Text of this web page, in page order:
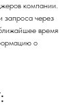
компании.
запроса через
время
о